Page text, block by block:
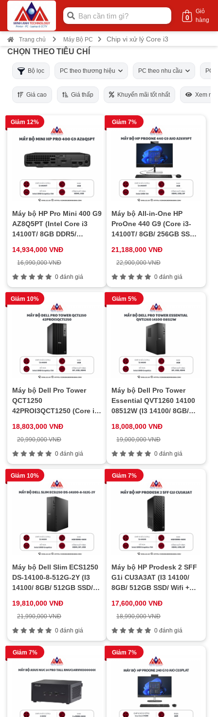
Giỏ
hàng
0
Trang chủ Máy Bộ PC Chip vi xử lý Core i3
CHỌN THEO TIÊU CHÍ
Bộ lọc PC theo thương hiệu PC theo nhu cầu PC
Giá cao Giá thấp Khuyến mãi tốt nhất Xem
Giảm 12%
Máy bộ HP Pro Mini 400 G9
AZ8Q5PT (Intel Core i3
14100T/ 8GB DDR5/
5.3/ Windows 11 Home SL)
14,934,000 VNĐ
16,990,000 VNĐ
0 đánh giá
Giảm 7%
Máy bộ All-in-One HP
ProOne 440 G9 (Core i3-
14100T/ 8GB/ 256GB SSD/
21,188,000 VNĐ
22,900,000 VNĐ
0 đánh giá
Giảm 10%
Máy bộ Dell Pro Tower
QCT1250
42PROI3QCT1250 (Core i3-
Win11/ 2Y)
18,803,000 VNĐ
20,990,000 VNĐ
0 đánh giá
Giảm 5%
Máy bộ Dell Pro Tower
Essential QVT1260 14100
08512W (I3 14100/ 8GB/
Mouse/ Win11/ 1Y)
18,008,000 VNĐ
19,000,000 VNĐ
0 đánh giá
Giảm 10%
Máy bộ Dell Slim ECS1250
DS-14100-8-512G-2Y (I3
14100/ 8GB/ 512GB SSD/
Win11/ 2Y)
19,810,000 VNĐ
21,990,000 VNĐ
0 đánh giá
Giảm 7%
Máy bộ HP Prodesk 2 SFF
G1i CU3A3AT (I3 14100/
8GB/ 512GB SSD/ Wifi +
17,600,000 VNĐ
18,990,000 VNĐ
0 đánh giá
Giảm 7% Giảm 7%